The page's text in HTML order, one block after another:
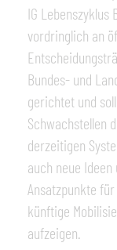
IG Lebenszyklus
vordringlich an
Bundes- und
gerichtet und soll
Schwachstellen
derzeitigen
auch neue Ideen
Ansatzpunkte
künftige
aufzeigen.